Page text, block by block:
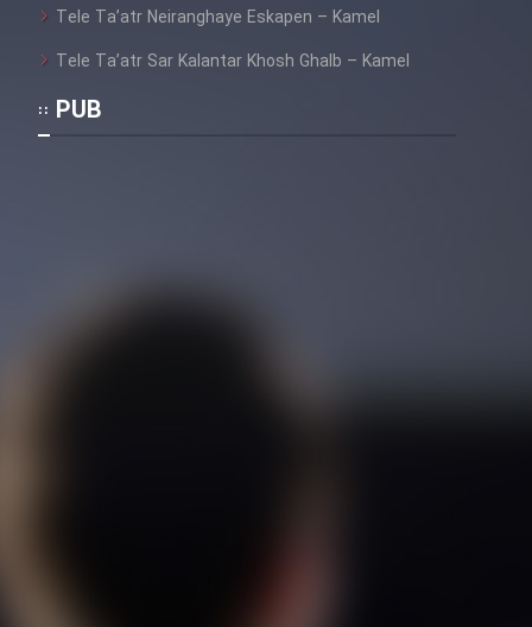
Tele Ta’atr Neiranghaye Eskapen – Kamel
Tele Ta’atr Sar Kalantar Khosh Ghalb – Kamel
PUB